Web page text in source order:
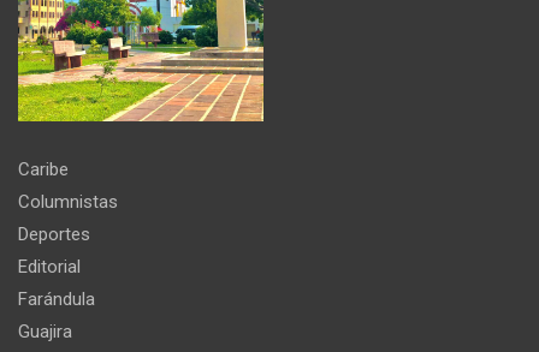
Caribe
Columnistas
Deportes
Editorial
Farándula
Guajira